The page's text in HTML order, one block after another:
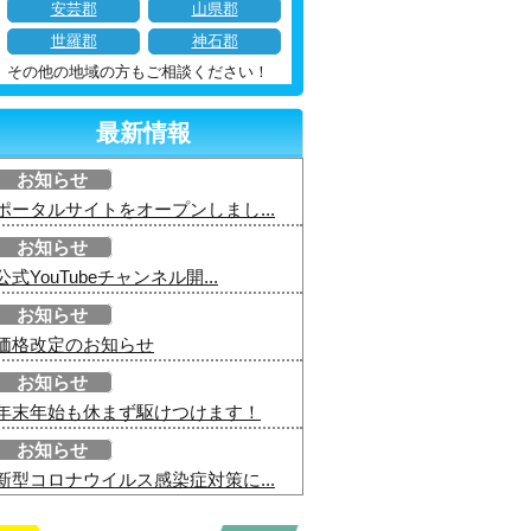
安芸郡
山県郡
世羅郡
神石郡
その他の地域の方もご相談ください！
最新情報
お知らせ
ータルサイトをオープンしまし...
お知らせ
式YouTubeチャンネル開...
お知らせ
格改定のお知らせ
お知らせ
末年始も休まず駆けつけます！
お知らせ
型コロナウイルス感染症対策に...